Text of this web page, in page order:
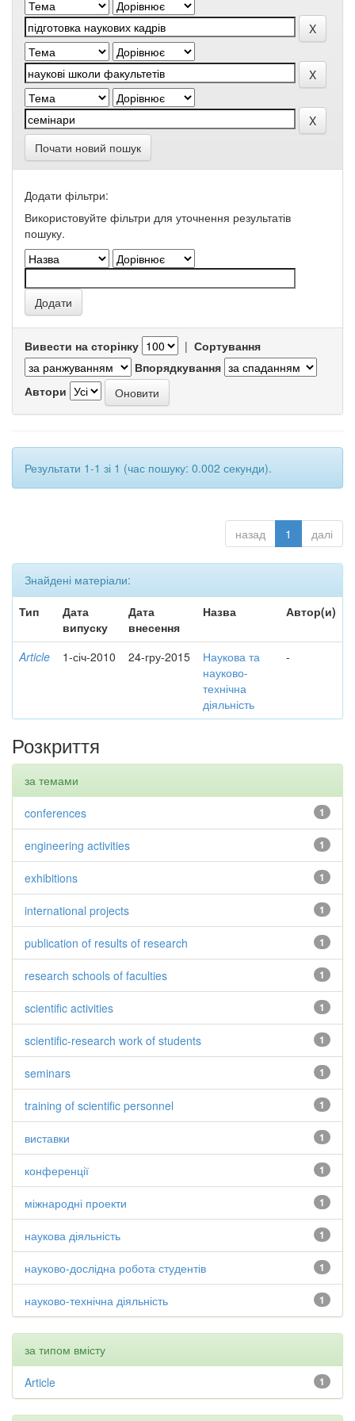
Почати новий пошук
Додати фільтри:
Використовуйте фільтри для уточнення результатів
пошуку.
Вивести на сторінку | Сортування
Впорядкування
Автори
Результати 1-1 зі 1 (час пошуку: 0.002 секунди).
назад 1 далі
Знайдені матеріали:
Тип
Дата
випуску
Дата
внесення
Назва Автор(и)
Article 1-січ-2010 24-гру-2015
Наукова та
науково-
технічна
діяльність
-
Розкриття
за темами
1
conferences
1
engineering activities
1
exhibitions
1
international projects
1
publication of results of research
1
research schools of faculties
1
scientific activities
1
scientific-research work of students
1
seminars
1
training of scientific personnel
1
виставки
1
конференції
1
міжнародні проекти
1
наукова діяльність
1
науково-дослідна робота студентів
1
науково-технічна діяльність
за типом вмісту
1
Article